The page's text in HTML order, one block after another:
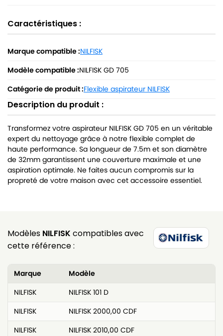
Caractéristiques :
Marque compatible :NILFISK
Modèle compatible :NILFISK GD 705
Catégorie de produit :Flexible aspirateur NILFISK
Description du produit :
Transformez votre aspirateur NILFISK GD 705 en un véritable
expert du nettoyage grâce à notre flexible complet de
haute performance. Sa longueur de 7.5m et son diamètre
de 32mm garantissent une couverture maximale et une
aspiration optimale. Ne faites aucun compromis sur la
propreté de votre maison avec cet accessoire essentiel.
Modèles NILFISK compatibles avec
cette référence :
Marque
Modèle
NILFISK
NILFISK 101 D
NILFISK
NILFISK 2000,00 CDF
NILFISK
NILFISK 2010,00 CDF